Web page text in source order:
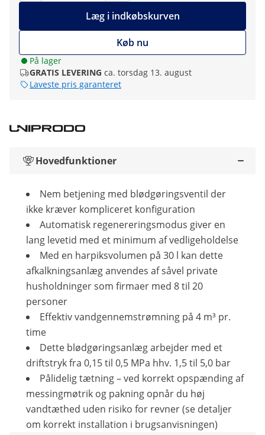
Læg i indkøbskurven
Køb nu
På lager
GRATIS LEVERING ca. torsdag 13. august
Laveste pris garanteret
Hovedfunktioner
Nem betjening med blødgøringsventil der
ikke kræver kompliceret konfiguration
Automatisk regenereringsmodus giver en
lang levetid med et minimum af vedligeholdelse
Med en harpiksvolumen på 30 l kan dette
afkalkningsanlæg anvendes af såvel private
husholdninger som firmaer med 8 til 20
personer
Effektiv vandgennemstrømning på 4 m³ pr.
time
Dette blødgøringsanlæg arbejder med et
driftstryk fra 0,15 til 0,5 MPa hhv. 1,5 til 5,0 bar
Pålidelig tætning – ved korrekt opspænding af
messingmøtrik og pakning opnår du høj
vandtæthed uden risiko for revner (se detaljer
om korrekt installation i brugsanvisningen)